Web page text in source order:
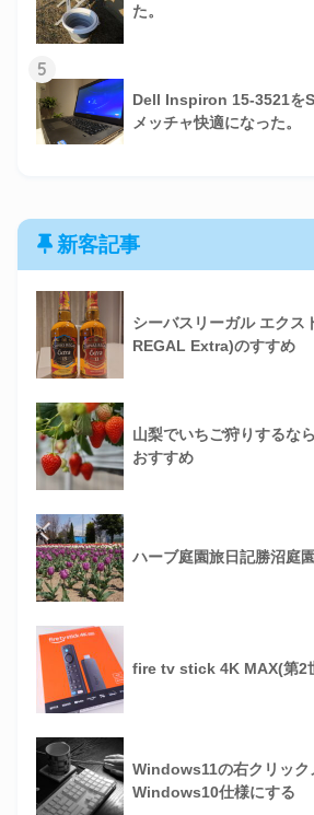
た。
5
Dell Inspiron 15-3521を
メッチャ快適になった。
新客記事
シーバスリーガル エクス
REGAL Extra)のすすめ
山梨でいちご狩りするな
おすすめ
ハーブ庭園旅日記勝沼庭
fire tv stick 4K MAX(第2
Windows11の右クリック
Windows10仕様にする